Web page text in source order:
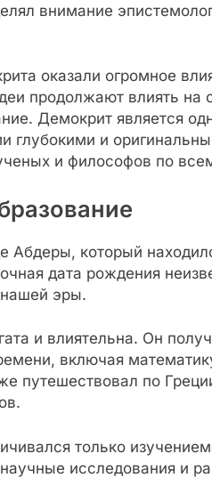
внимание
оказали огромное
продолжают влиять
Демокрит является
глубокими и
и философов по
Абдеры, который
дата рождения
эры.
и влиятельна. Он
включая
путешествовал по
только
исследования и